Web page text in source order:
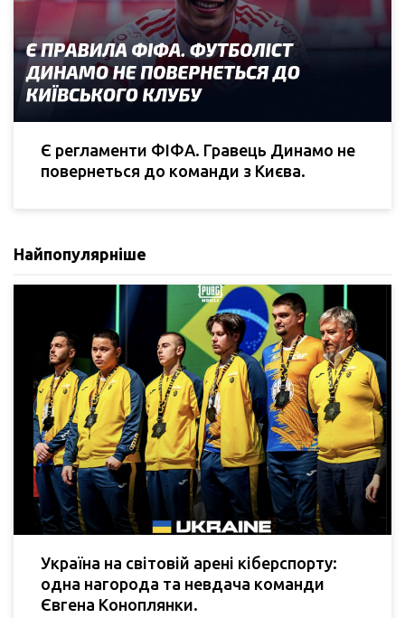
Є регламенти ФІФА. Гравець Динамо не
повернеться до команди з Києва.
Найпопулярніше
Україна на світовій арені кіберспорту:
одна нагорода та невдача команди
Євгена Коноплянки.